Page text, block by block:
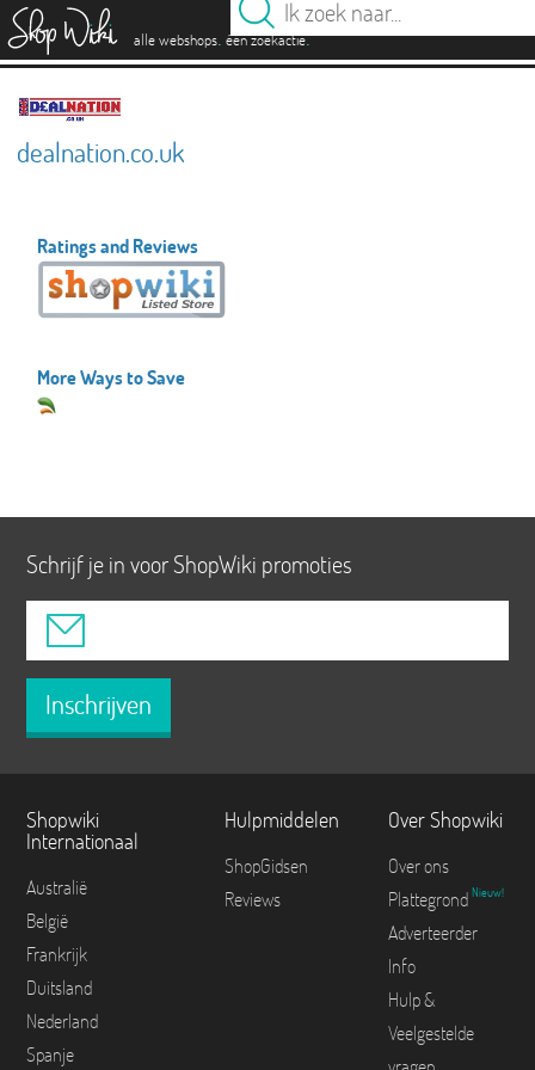
alle webshops. één zoekactie.
dealnation.co.uk
Ratings and Reviews
More Ways to Save
Schrijf je in voor ShopWiki promoties
Inschrijven
Shopwiki
Internationaal
Australië
België
Frankrijk
Duitsland
Nederland
Spanje
Hulpmiddelen
ShopGidsen
Reviews
Over Shopwiki
Over ons
Plattegrond Nieuw!
Adverteerder
Info
Hulp &
Veelgestelde